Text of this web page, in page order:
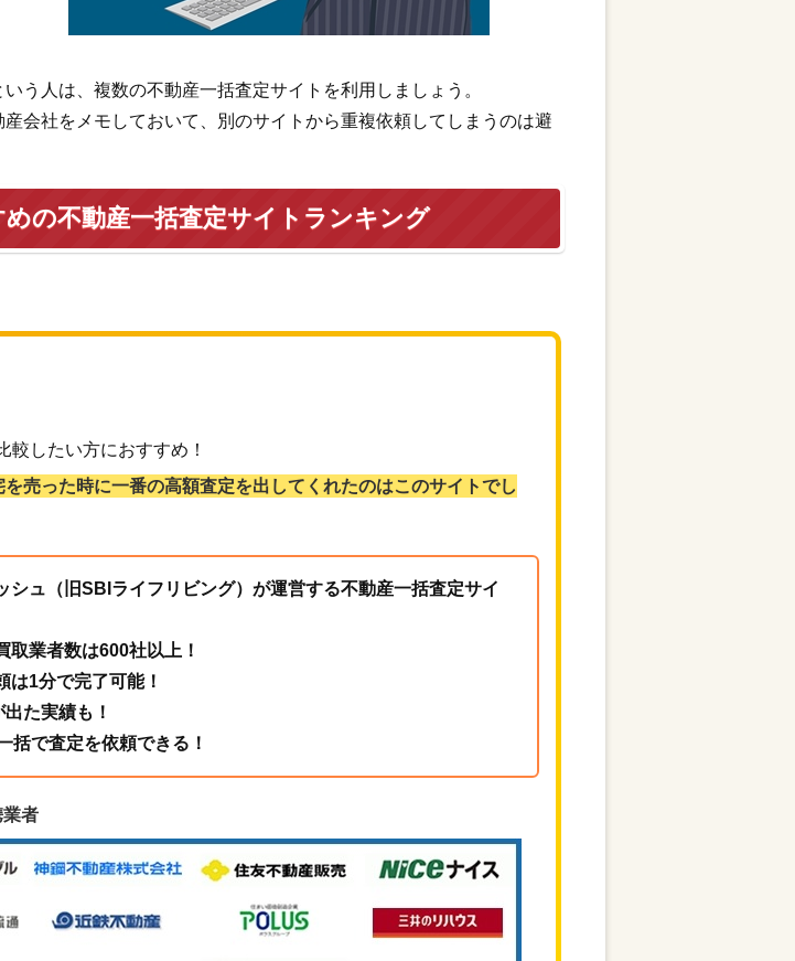
う人は、複数の不動産一括査定サイトを利用しましょう。
会社をメモしておいて、別のサイトから重複依頼してしまうのは避
の不動産一括査定サイトランキング
したい方におすすめ！
を売った時に一番の高額査定を出してくれたのはこのサイトでし
シュ（旧SBIライフリビング）が運営する不動産一括査定サイ
取業者数は600社以上！
は1分で完了可能！
た実績も！
括で査定を依頼できる！
業者